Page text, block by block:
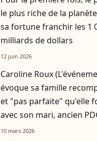
le plus riche de la
sa fortune franchir les 1
milliards de dollars
12 juin 2026
Caroline Roux
évoque sa famille
et "pas parfaite" qu'elle
avec son mari, ancien
groupe international
10 mars 2026